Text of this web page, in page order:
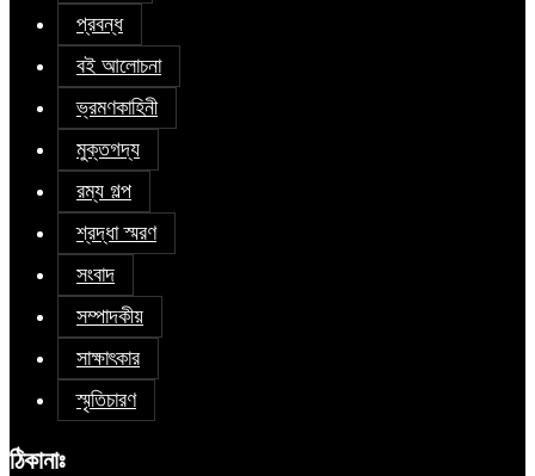
প্রবন্ধ
বই আলোচনা
ভ্রমণকাহিনী
মুক্তগদ্য
রম্য গল্প
শ্রদ্ধা স্মরণ
সংবাদ
সম্পাদকীয়
সাক্ষাৎকার
স্মৃতিচারণ
ঠিকানাঃ